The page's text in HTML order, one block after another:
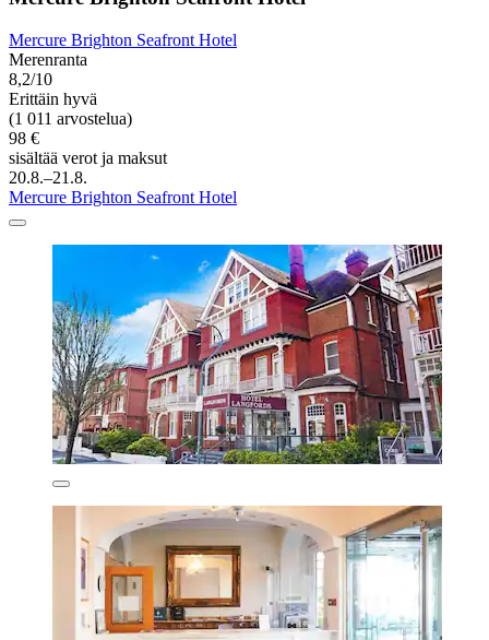
Mercure Brighton Seafront Hotel
Merenranta
8,2/10
Erittäin hyvä
(1 011 arvostelua)
98 €
sisältää verot ja maksut
20.8.–21.8.
Mercure Brighton Seafront Hotel